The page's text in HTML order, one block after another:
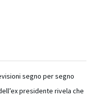
segno per segno
presidente rivela che